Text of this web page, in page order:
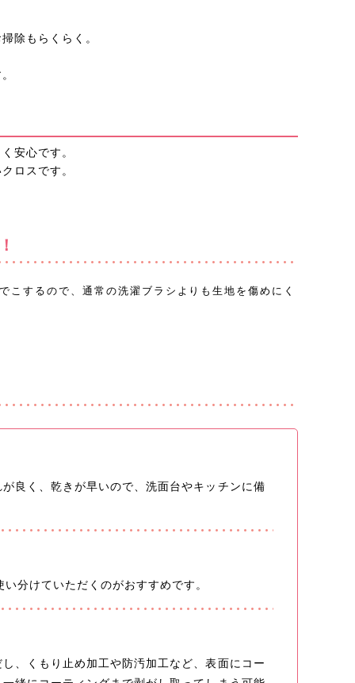
除もらくらく。
安心です。
ロスです。
するので、通常の洗濯ブラシよりも生地を傷めにく
良く、乾きが早いので、洗面台やキッチンに備
分けていただくのがおすすめです。
、くもり止め加工や防汚加工など、表面にコー